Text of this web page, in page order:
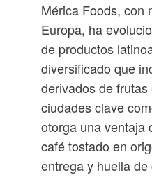
Mérica Foods, con
Europa, ha
de productos
diversificado que
derivados de
ciudades clave
otorga una ventaja
café tostado en
entrega y huella de